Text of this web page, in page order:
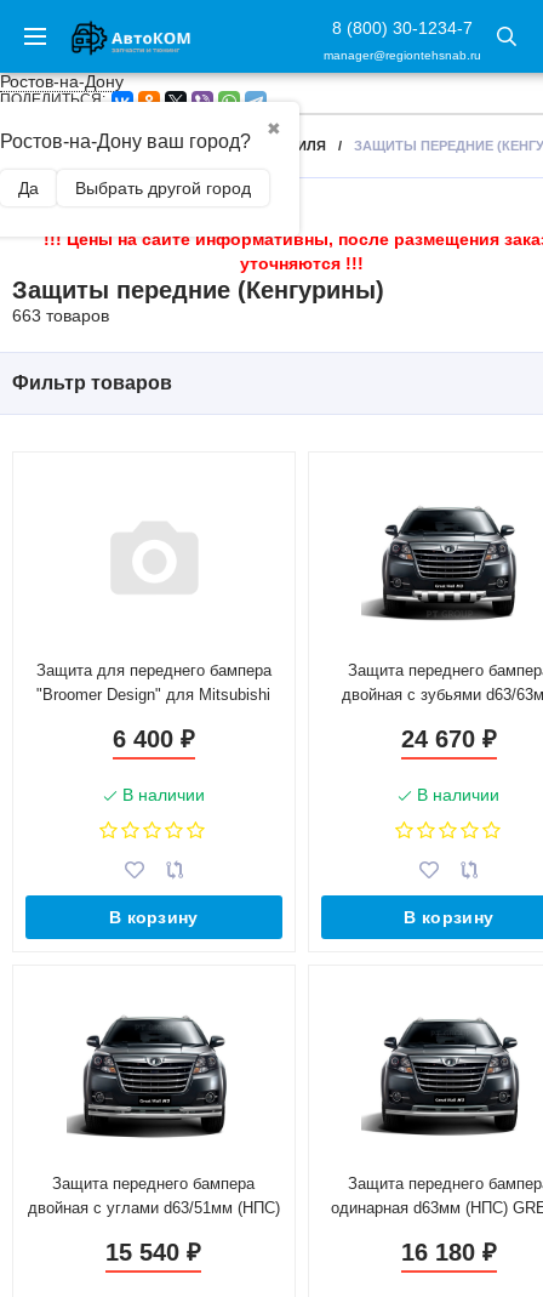
8 (800) 30-1234-7
manager@regiontehsnab.ru
Ростов-на-Дону
✖
Ростов-на-Дону ваш город?
Да Выбрать другой город
ПОДЕЛИТЬСЯ:
ГЛАВНАЯ / ЗАЩИТА ЧАСТЕЙ АВТОМОБИЛЯ / ЗАЩИТЫ ПЕРЕДНИЕ
!!! Цены на сайте информативны, после размещения
уточняются !!!
Защиты передние (Кенгурины)
663 товаров
Фильтр товаров
Защита для переднего бампера
"Broomer Design" для Mitsubishi
6 400 ₽
В наличии
В корзину
Защита переднего
двойная с зубьями d63/
(2017-н.в.)
24 670 ₽
В наличии
В корзину
Защита переднего бампера
двойная с углами d63/51мм (НПС)
н.в.)
15 540₽
Защита переднего
одинарная d63мм (НПС)
16 180 ₽